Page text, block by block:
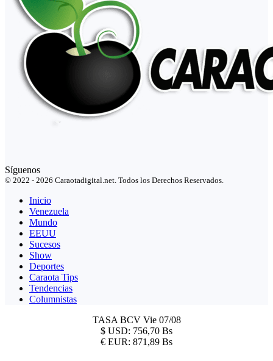
Síguenos
© 2022 - 2026 Caraotadigital.net. Todos los Derechos Reservados.
Inicio
Venezuela
Mundo
EEUU
Sucesos
Show
Deportes
Caraota Tips
Tendencias
Columnistas
TASA BCV Vie 07/08
$ USD: 756,70 Bs
€ EUR: 871,89 Bs